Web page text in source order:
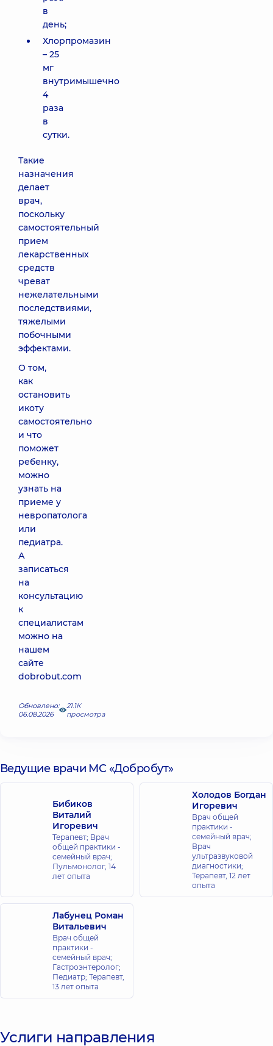
в
день;
Хлорпромазин
– 25
мг
внутримышечно
4
раза
в
сутки.
Такие
назначения
делает
врач,
поскольку
самостоятельный
прием
лекарственных
средств
чреват
нежелательными
последствиями,
тяжелыми
побочными
эффектами.
О том,
как
остановить
икоту
самостоятельно
и что
поможет
ребенку,
можно
узнать на
приеме у
невропатолога
или
педиатра.
А
записаться
на
консультацию
к
специалистам
можно на
нашем
сайте
dobrobut.com
Обновлено:
06.08.2026
21.1К
просмотра
Ведущие врачи МС «Добробут»
Бибиков
Виталий
Игоревич
Терапевт; Врач
общей практики -
семейный врач;
Пульмонолог, 14
лет опыта
Холодов Богдан
Игоревич
Врач общей
практики -
семейный врач;
Врач
ультразвуковой
диагностики;
Терапевт, 12 лет
опыта
Лабунец Роман
Витальевич
Врач общей
практики -
семейный врач;
Гастроэнтеролог;
Педиатр; Терапевт,
13 лет опыта
Услиги направления